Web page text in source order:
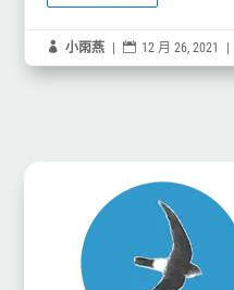
 小雨燕  12 月 26, 2021